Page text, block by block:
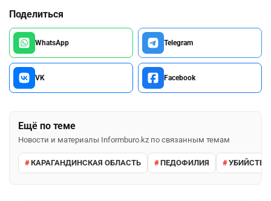
Поделиться
WhatsApp Telegram
VK Facebook
Ещё по теме
Новости и материалы Informburo.kz по связанным темам
КАРАГАНДИНСКАЯ ОБЛАСТЬ ПЕДОФИЛИЯ УБИЙСТВО